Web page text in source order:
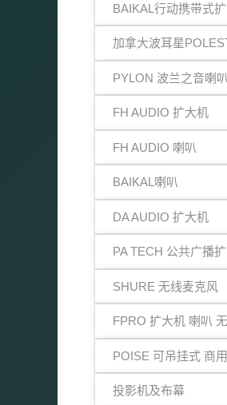
BAIKAL行动携带式
加拿大波耳星
PYLON 波兰之音喇叭
FH AUDIO 扩大机
FH AUDIO 喇叭
BAIKAL喇叭
DA AUDIO 扩大机
PA TECH 公共广播
SHURE 无线麦克风
FPRO 扩大机 喇叭
POISE 可吊挂式 商
投影机及布幕